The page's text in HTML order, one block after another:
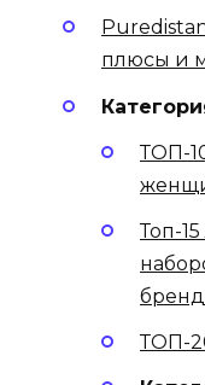
плюсы и
ТОП-
Топ-
ТОП-